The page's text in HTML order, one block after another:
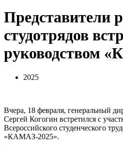
Представители
студотрядов
руководством
2025
Вчера, 18 февраля, генеральный
Сергей Когогин встретился с
Всероссийского студенческого
«КАМАЗ-2025».